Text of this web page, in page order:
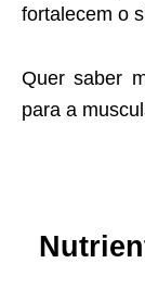
fortalecem o
Quer saber
para a